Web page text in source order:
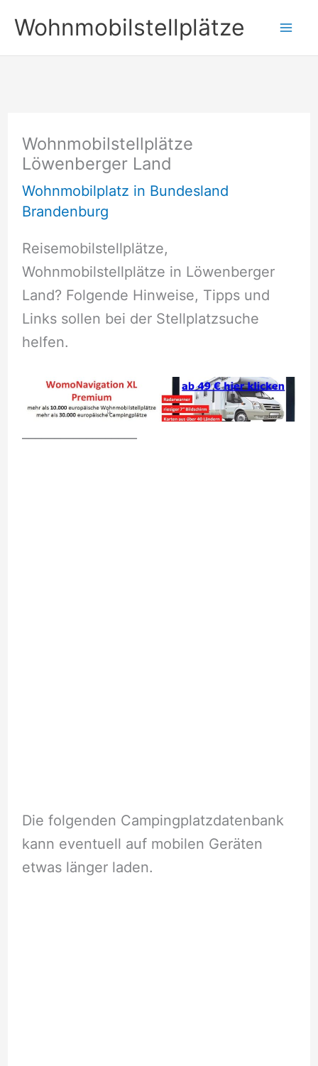
Inhalt
springen
Wohnmobilstellplätze
Wohnmobilstellplätze
Löwenberger Land
Wohnmobilplatz in Bundesland
Brandenburg
Reisemobilstellplätze,
Wohnmobilstellplätze in Löwenberger
Land? Folgende Hinweise, Tipps und
Links sollen bei der Stellplatzsuche
helfen.
Die folgenden Campingplatzdatenbank
kann eventuell auf mobilen Geräten
etwas länger laden.